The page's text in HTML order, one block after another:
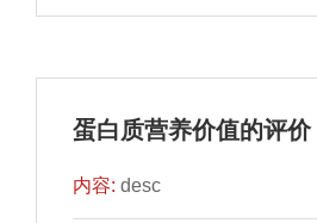
蛋白质营养价值的评价
内容:desc